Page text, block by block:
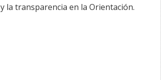
la transparencia en la Orientación.